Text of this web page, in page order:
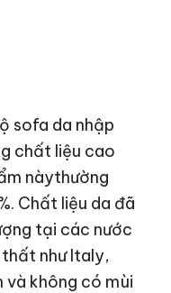
sofa da nhập
chất liệu cao
nàythường
Chất liệu da đã
tại các nước
như Italy,
và không có mùi